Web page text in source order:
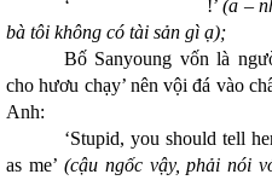
‘ !’(a –
bà tôi không có tài sản gì ạ);
Bố Sanyoung vốn là
cho hươu chạy’ nên vội đá vào
Anh:
‘Stupid, you should tell
as me’ (cậu ngốc vậy, phải nói